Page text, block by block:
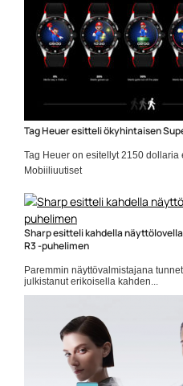
Tag Heuer esitteli ökyhintaisen
Tag Heuer on esitellyt 2150 dollaria
Mobiiliuutiset
Sharp esitteli kahdella
R3 -puhelimen
Paremmin näyttövalmistajana
julkistanut erikoisella kahden...
Mobiili